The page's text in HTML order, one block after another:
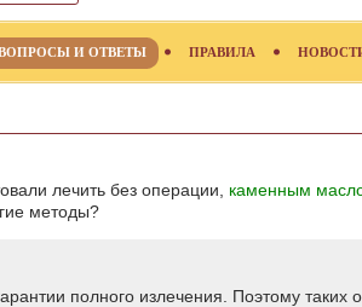
И ОТВЕТЫ ПРАВИЛА
лечить без операции, каменным
методы?
полного излечения. Поэтому